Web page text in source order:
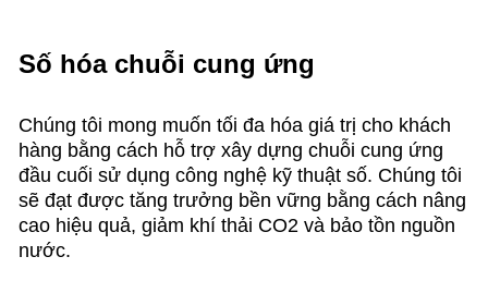
Số hóa chuỗi cung ứng
Chúng tôi mong muốn tối đa hóa giá trị cho khách
hàng bằng cách hỗ trợ xây dựng chuỗi cung ứng
đầu cuối sử dụng công nghệ kỹ thuật số. Chúng tôi
sẽ đạt được tăng trưởng bền vững bằng cách nâng
cao hiệu quả, giảm khí thải CO2 và bảo tồn nguồn
nước.